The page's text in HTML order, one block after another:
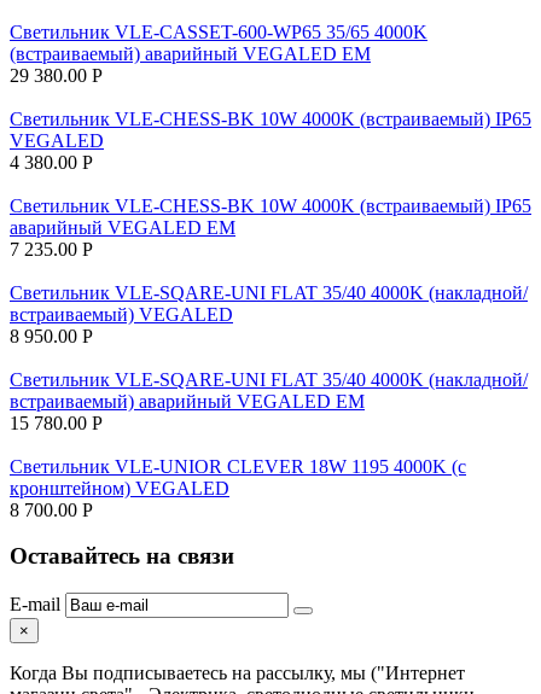
Светильник VLE-CASSET-600-WP65 35/65 4000K
(встраиваемый) аварийный VEGALED EM
29 380.00 Р
Светильник VLE-CHESS-BK 10W 4000K (встраиваемый) IP65
VEGALED
4 380.00 Р
Светильник VLE-CHESS-BK 10W 4000K (встраиваемый) IP65
аварийный VEGALED EM
7 235.00 Р
Светильник VLE-SQARE-UNI FLAT 35/40 4000K (накладной/
встраиваемый) VEGALED
8 950.00 Р
Светильник VLE-SQARE-UNI FLAT 35/40 4000K (накладной/
встраиваемый) аварийный VEGALED EM
15 780.00 Р
Светильник VLE-UNIOR CLEVER 18W 1195 4000K (с
кронштейном) VEGALED
8 700.00 Р
Оставайтесь на связи
E-mail
×
Когда Вы подписываетесь на рассылку, мы ("Интернет